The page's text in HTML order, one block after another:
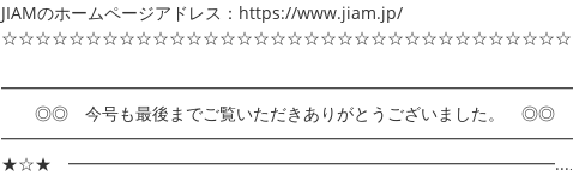
JIAMのホームページアドレス：https://www.jiam.jp/
◎◎ 今号も最後までご覧いただきありがとうございました。 ◎◎
★☆★